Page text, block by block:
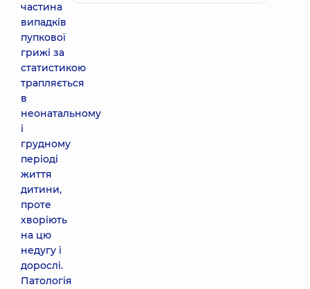
частина
випадків
пупкової
грижі за
статистикою
трапляється
в
неонатальному
і
грудному
періоді
життя
дитини,
проте
хворіють
на цю
недугу і
дорослі.
Патологія